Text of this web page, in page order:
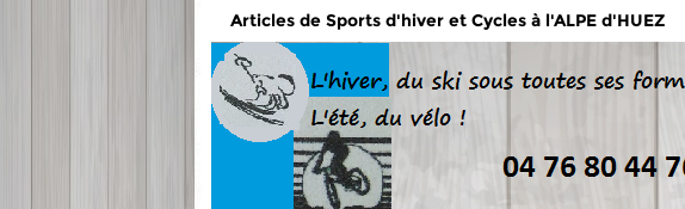
Articles de Sports d'hiver et Cycles à l'ALPE d'HUEZ